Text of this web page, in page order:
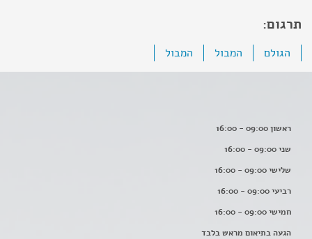
תרגום:
הגולם המבול המבול
ראשון 09:00 - 16:00
שני 09:00 - 16:00
שלישי 09:00 - 16:00
רביעי 09:00 - 16:00
חמישי 09:00 - 16:00
הגעה בתיאום מראש בלבד